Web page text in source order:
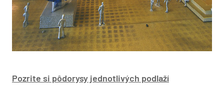
Pozrite si pôdorysy jednotlivých podlaží